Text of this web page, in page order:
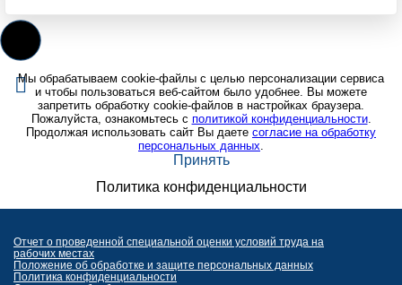
Мы обрабатываем cookie-файлы с целью персонализации сервиса
и чтобы пользоваться веб-сайтом было удобнее. Вы можете
запретить обработку cookie-файлов в настройках браузера.
Пожалуйста, ознакомьтесь с политикой конфиденциальности.
Продолжая использовать сайт Вы даете согласие на обработку
персональных данных.
Принять
Политика конфиденциальности
Отчет о проведенной специальной оценки условий труда на
рабочих местах
Положение об обработке и защите персональных данных
Политика конфиденциальности